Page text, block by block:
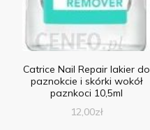
Catrice Nail Repair lakier do
paznokcie i skórki wokół
paznkoci 10,5ml
12,00zł